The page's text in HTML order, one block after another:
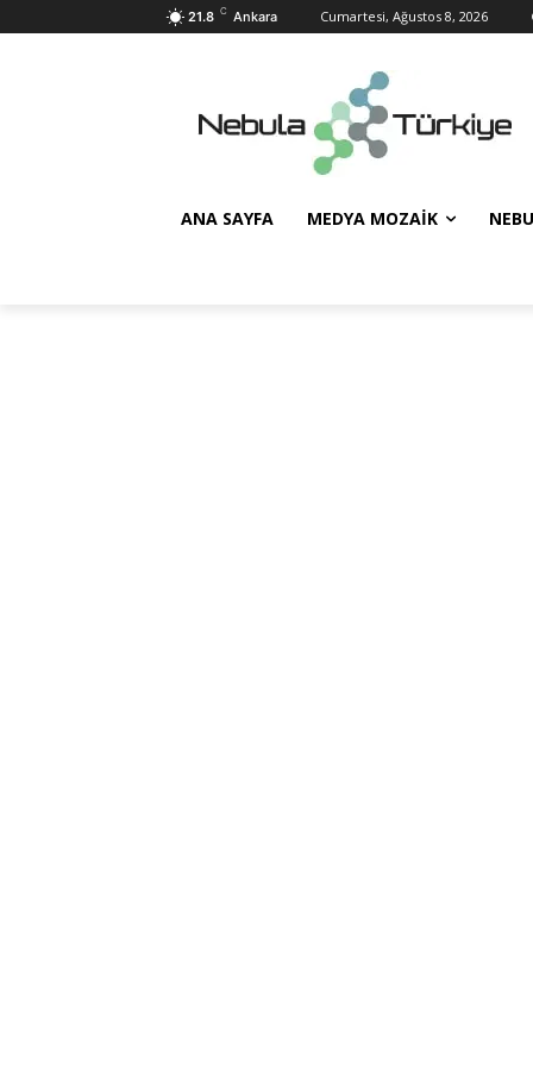
21.8 C Ankara Cumartesi, Ağustos 8, 2026
ANA SAYFA MEDYA MOZAIK